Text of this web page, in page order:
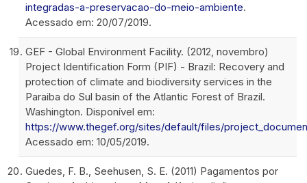
integradas-a-preservacao-do-meio-ambiente.
Acessado em: 20/07/2019.
GEF - Global Environment Facility. (2012, novembro)
Project Identification Form (PIF) - Brazil: Recovery and
protection of climate and biodiversity services in the
Paraiba do Sul basin of the Atlantic Forest of Brazil.
Washington. Disponível em:
https://www.thegef.org/sites/default/files/
Acessado em: 10/05/2019.
Guedes, F. B., Seehusen, S. E. (2011) Pagamentos por